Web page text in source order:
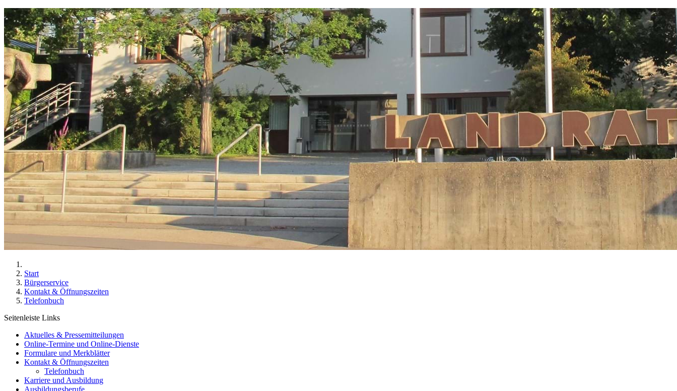
Start
Bürgerservice
Kontakt & Öffnungszeiten
Telefonbuch
Seitenleiste Links
Aktuelles & Pressemitteilungen
Online-Termine und Online-Dienste
Formulare und Merkblätter
Kontakt & Öffnungszeiten
Telefonbuch
Karriere und Ausbildung
Ausbildungsberufe